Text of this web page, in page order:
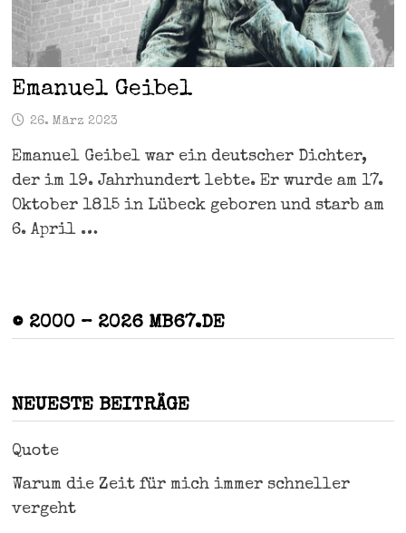
Emanuel Geibel
26. März 2023
Emanuel Geibel war ein deutscher Dichter,
der im 19. Jahrhundert lebte. Er wurde am 17.
Oktober 1815 in Lübeck geboren und starb am
6. April …
© 2000 – 2026 MB67.DE
NEUESTE BEITRÄGE
Quote
Warum die Zeit für mich immer schneller
vergeht